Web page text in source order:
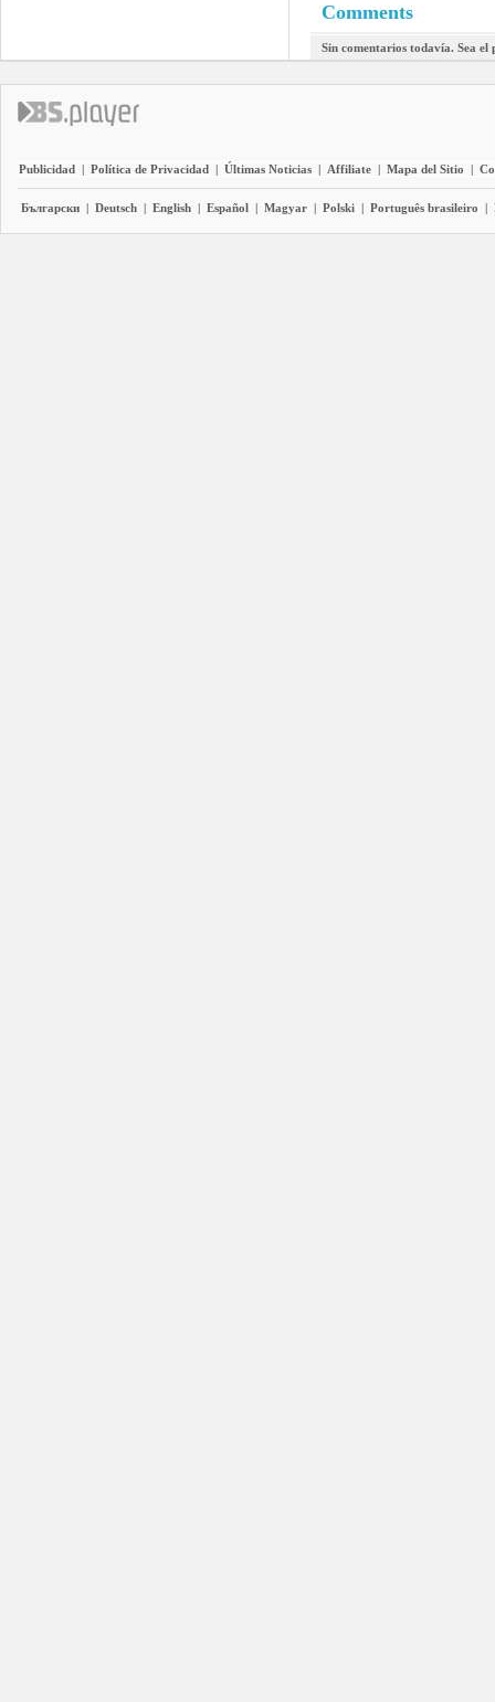
Comments
Sin comentarios todavía. Sea
Publicidad | Política de Privacidad | Últimas Noticias | Affiliate | Mapa del Sitio |
Български | Deutsch | English | Español | Magyar | Polski | Português brasileiro |